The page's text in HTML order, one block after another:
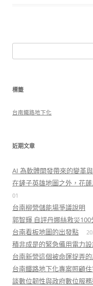
尋
鍵
標籤
台南鐵路地下化
近期文章
AI 為軟體開發帶來的變革
在鏟子英雄地圖之外，花
01
台南柳營儲能場爭議說明
郭智輝 自評丹娜絲救災100
台南看板地圖的出發點
積非成是的緊急備用電力
台南新營這個被命運捉弄
台南鐵路地下化專案照顧
談數位韌性與政府數位服